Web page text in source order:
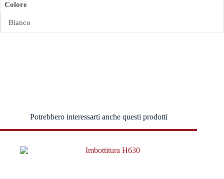
Colore
Bianco
Potrebbero interessarti anche questi prodotti